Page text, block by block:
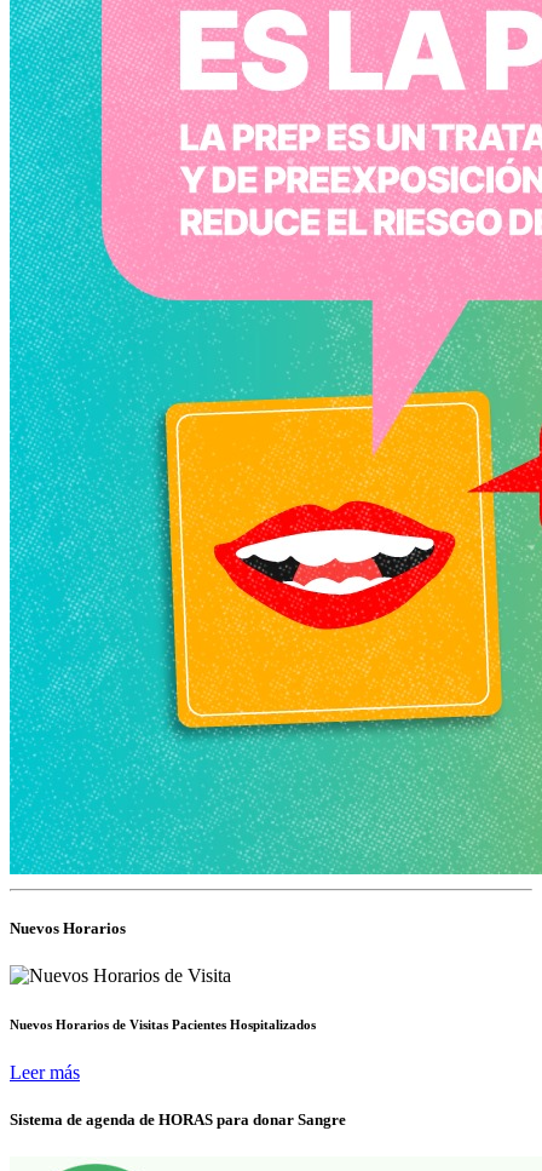
Nuevos Horarios
Nuevos Horarios de Visitas Pacientes Hospitalizados
Leer más
Sistema de agenda de HORAS para donar Sangre